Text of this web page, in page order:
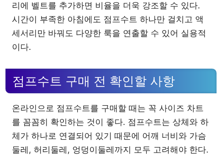
리에 벨트를 추가하면 비율을 더욱 강조할 수 있다.
시간이 부족한 아침에도 점프수트 하나만 걸치고 액
세서리만 바꿔도 다양한 룩을 연출할 수 있어 실용적
이다.
점프수트 구매 전 확인할 사항
온라인으로 점프수트를 구매할 때는 꼭 사이즈 차트
를 꼼꼼히 확인하는 것이 좋다. 점프수트는 상체와 하
체가 하나로 연결되어 있기 때문에 어깨 너비와 가슴
둘레, 허리둘레, 엉덩이둘레까지 모두 고려해야 한다.